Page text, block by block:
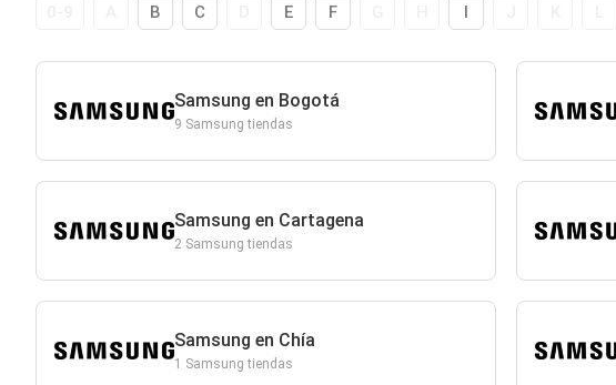
B C E F I
Samsung en Bogotá
9 Samsung tiendas
Samsung en Cartagena
2 Samsung tiendas
Samsung en Chía
1 Samsung tiendas